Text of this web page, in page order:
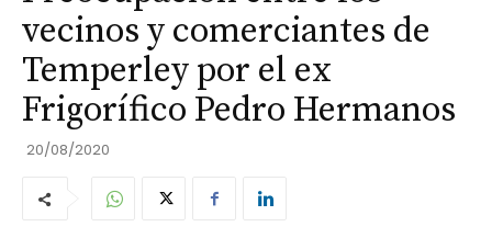
vecinos y comerciantes de
Temperley por el ex
Frigorífico Pedro Hermanos
20/08/2020